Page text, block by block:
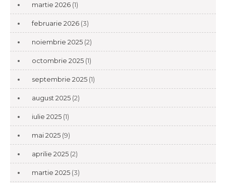
martie 2026 (1)
februarie 2026 (3)
noiembrie 2025 (2)
octombrie 2025 (1)
septembrie 2025 (1)
august 2025 (2)
iulie 2025 (1)
mai 2025 (9)
aprilie 2025 (2)
martie 2025 (3)